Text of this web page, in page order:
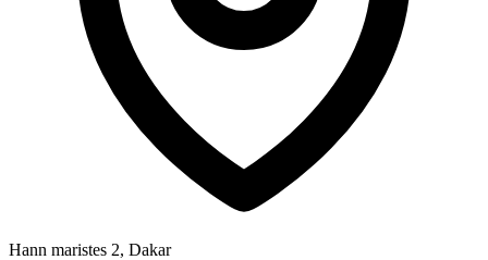
Hann maristes 2, Dakar